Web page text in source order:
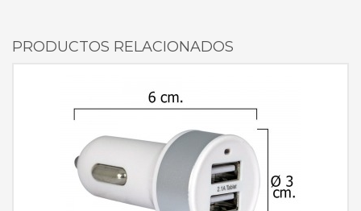
PRODUCTOS RELACIONADOS